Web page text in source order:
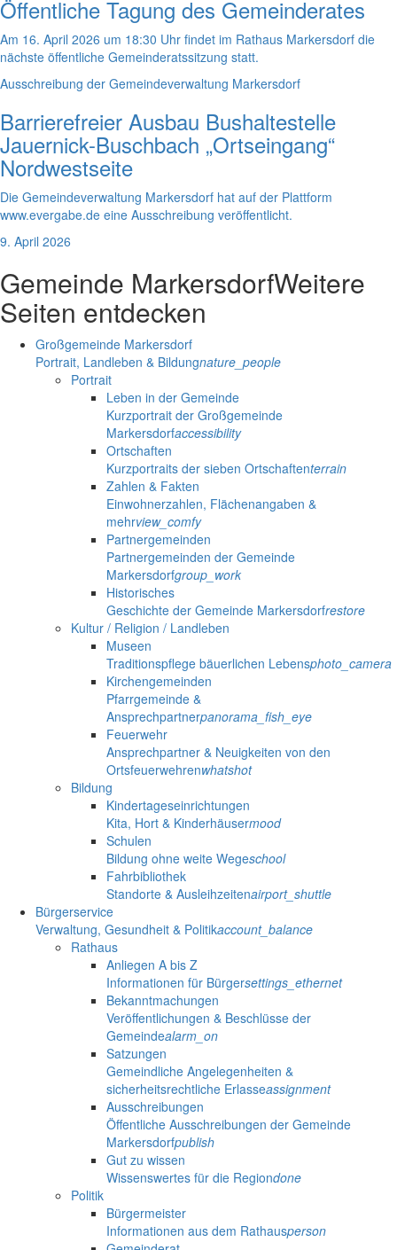
Öffentliche Tagung des Gemeinderates
Am 16. April 2026 um 18:30 Uhr findet im Rathaus Markersdorf die
nächste öffentliche Gemeinderatssitzung statt.
Ausschreibung der Gemeindeverwaltung Markersdorf
Barrierefreier Ausbau Bushaltestelle
Jauernick-Buschbach „Ortseingang“
Nordwestseite
Die Gemeindeverwaltung Markersdorf hat auf der Plattform
www.evergabe.de eine Ausschreibung veröffentlicht.
9. April 2026
Gemeinde MarkersdorfWeitere
Seiten entdecken
Großgemeinde Markersdorf
Portrait, Landleben & Bildungnature_people
Portrait
Leben in der Gemeinde
Kurzportrait der Großgemeinde
Markersdorfaccessibility
Ortschaften
Kurzportraits der sieben Ortschaftenterrain
Zahlen & Fakten
Einwohnerzahlen, Flächenangaben &
mehrview_comfy
Partnergemeinden
Partnergemeinden der Gemeinde
Markersdorfgroup_work
Historisches
Geschichte der Gemeinde Markersdorfrestore
Kultur / Religion / Landleben
Museen
Traditionspflege bäuerlichen Lebensphoto_camera
Kirchengemeinden
Pfarrgemeinde &
Ansprechpartnerpanorama_fish_eye
Feuerwehr
Ansprechpartner & Neuigkeiten von den
Ortsfeuerwehrenwhatshot
Bildung
Kindertageseinrichtungen
Kita, Hort & Kinderhäusermood
Schulen
Bildung ohne weite Wegeschool
Fahrbibliothek
Standorte & Ausleihzeitenairport_shuttle
Bürgerservice
Verwaltung, Gesundheit & Politikaccount_balance
Rathaus
Anliegen A bis Z
Informationen für Bürgersettings_ethernet
Bekanntmachungen
Veröffentlichungen & Beschlüsse der
Gemeindealarm_on
Satzungen
Gemeindliche Angelegenheiten &
sicherheitsrechtliche Erlasseassignment
Ausschreibungen
Öffentliche Ausschreibungen der Gemeinde
Markersdorfpublish
Gut zu wissen
Wissenswertes für die Regiondone
Politik
Bürgermeister
Informationen aus dem Rathausperson